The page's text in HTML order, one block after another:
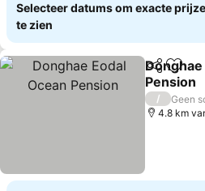
Selecteer datums om exacte
te zien
Delen
Pension
Prijzen
/
Geen
4.8 km